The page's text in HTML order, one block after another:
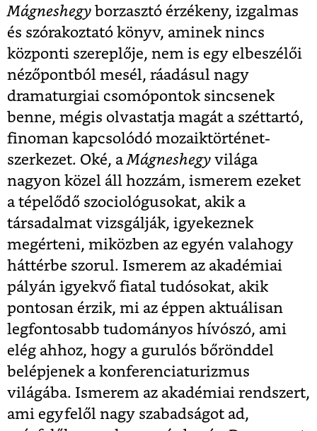
Mágneshegy borzasztó érzékeny, izgalmas
és szórakoztató könyv, aminek nincs
központi szereplője, nem is egy elbeszélői
nézőpontból mesél, ráadásul nagy
dramaturgiai csomópontok sincsenek
benne, mégis olvastatja magát a széttartó,
finoman kapcsolódó mozaiktörténet-
szerkezet. Oké, aMágneshegy világa
nagyon közel áll hozzám, ismerem ezeket
a tépelődő szociológusokat, akik a
társadalmat vizsgálják, igyekeznek
megérteni, miközben az egyén valahogy
háttérbe szorul. Ismerem az akadémiai
pályán igyekvő fiatal tudósokat, akik
pontosan érzik, mi az éppen aktuálisan
legfontosabb tudományos hívószó, ami
elég ahhoz, hogy a gurulós bőrönddel
belépjenek a konferenciaturizmus
világába. Ismerem az akadémiai rendszert,
ami egyfelől nagy szabadságot ad,